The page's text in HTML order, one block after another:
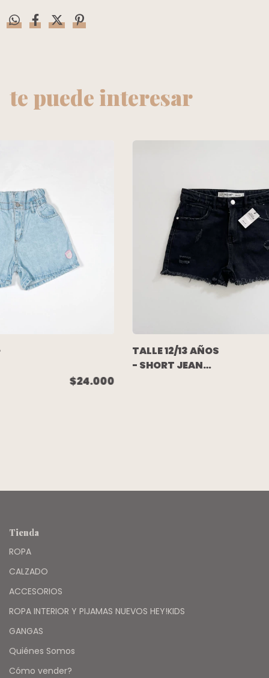
te puede interesar
$24.000
TALLE 12/13 AÑOS
- SHORT JEAN
Tienda
ROPA
CALZADO
ACCESORIOS
ROPA INTERIOR Y PIJAMAS NUEVOS HEY!KIDS
GANGAS
Quiénes Somos
Cómo vender?